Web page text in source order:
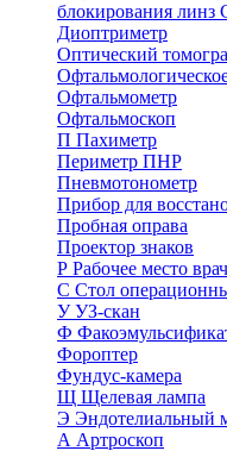
блокирования линз
Диоптриметр
Оптический
Офтальмометр
Офтальмоскоп
П Пахиметр
Периметр ПНР
Пневмотонометр
Прибор для
Пробная оправа
Проектор знаков
Р Рабочее место
С Стол
УУЗ-скан
Ф
Фороптер
Фундус-камера
Щ Щелевая лампа
Э Эндотелиальный
А Артроскоп